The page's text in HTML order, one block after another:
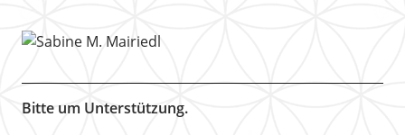
Bitte um Unterstützung.